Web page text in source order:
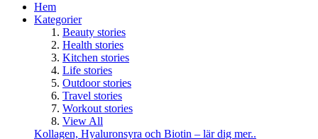
Hem
Kategorier
Beauty stories
Health stories
Kitchen stories
Life stories
Outdoor stories
Travel stories
Workout stories
View All
Kollagen, Hyaluronsyra och Biotin – lär dig mer..